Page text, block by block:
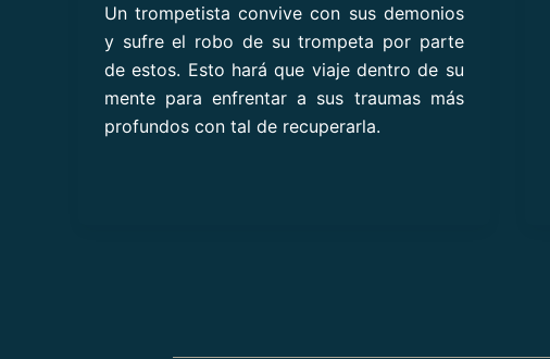
Un trompetista convive con sus demonios
y sufre el robo de su trompeta por parte
de estos. Esto hará que viaje dentro de su
mente para enfrentar a sus traumas más
profundos con tal de recuperarla.